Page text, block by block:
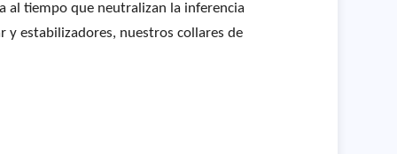
al tiempo que neutralizan la inferencia
y estabilizadores, nuestros collares de